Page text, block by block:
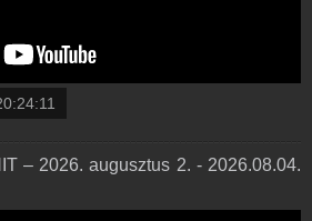
– 2026. augusztus 2. - 2026.08.04.